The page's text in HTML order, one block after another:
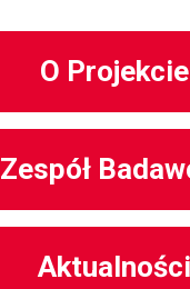
O Projekcie
Zespół
Aktualności